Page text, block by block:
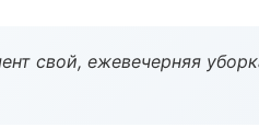
свой, ежевечерняя